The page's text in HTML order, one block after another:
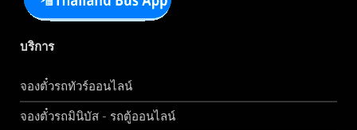
บริการ
จองตั๋วรถทัวร์ออนไลน์
จองตั๋วรถมินิบัส - รถตู้ออนไลน์